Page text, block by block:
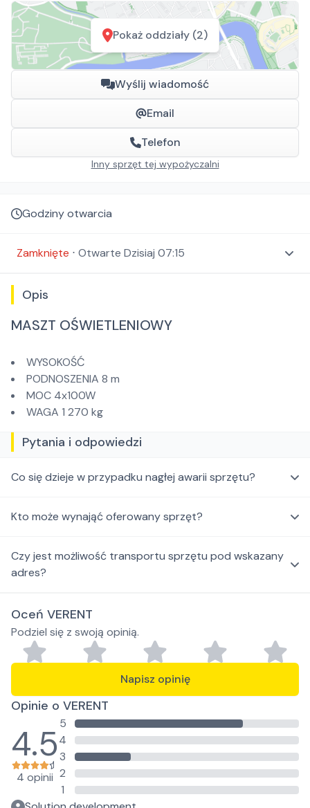
Pokaż oddziały (2)
Wyślij wiadomość
Email
Telefon
Inny sprzęt tej wypożyczalni
Godziny otwarcia
Zamknięte ⋅ Otwarte Dzisiaj 07:15
Opis
MASZT OŚWIETLENIOWY
WYSOKOŚĆ
PODNOSZENIA 8 m
MOC 4x100W
WAGA 1 270 kg
Pytania i odpowiedzi
Co się dzieje w przypadku nagłej awarii sprzętu?
Kto może wynająć oferowany sprzęt?
Czy jest możliwość transportu sprzętu pod wskazany
adres?
Oceń VERENT
Podziel się z swoją opinią.
Napisz opinię
Opinie o VERENT
4.5
4 opinii
5
4
3
2
1